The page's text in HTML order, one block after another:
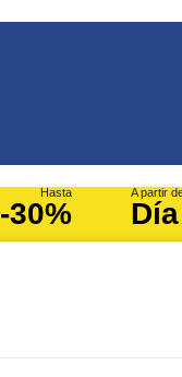
Hasta
-30%
A partir